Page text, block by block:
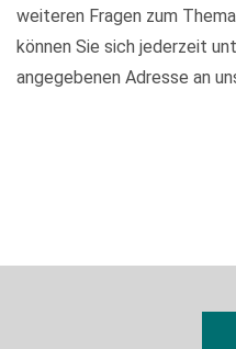
weiteren Fragen zum
können Sie sich jederzeit
angegebenen Adresse an